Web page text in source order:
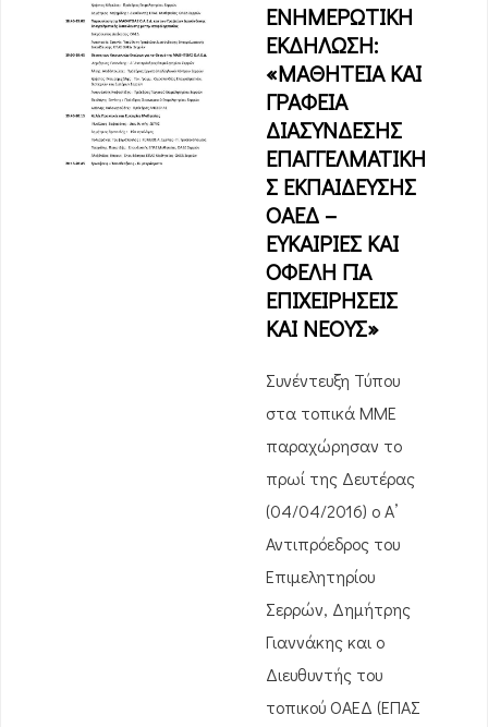
ΕΝΗΜΕΡΩΤΙΚΗ
ΕΚΔΗΛΩΣΗ:
«ΜΑΘΗΤΕΙΑ ΚΑΙ
ΓΡΑΦΕΙΑ
ΔΙΑΣΥΝΔΕΣΗΣ
ΕΠΑΓΓΕΛΜΑΤΙΚΗ
Σ ΕΚΠΑΙΔΕΥΣΗΣ
ΟΑΕΔ –
ΕΥΚΑΙΡΙΕΣ ΚΑΙ
ΟΦΕΛΗ ΓΙΑ
ΕΠΙΧΕΙΡΗΣΕΙΣ
ΚΑΙ ΝΕΟΥΣ»
Συνέντευξη Τύπου
στα τοπικά ΜΜΕ
παραχώρησαν το
πρωί της Δευτέρας
(04/04/2016) ο Α’
Αντιπρόεδρος του
Επιμελητηρίου
Σερρών, Δημήτρης
Γιαννάκης και ο
Διευθυντής του
τοπικού ΟΑΕΔ (ΕΠΑΣ